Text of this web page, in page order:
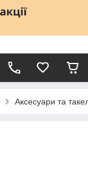
Аксесуари та